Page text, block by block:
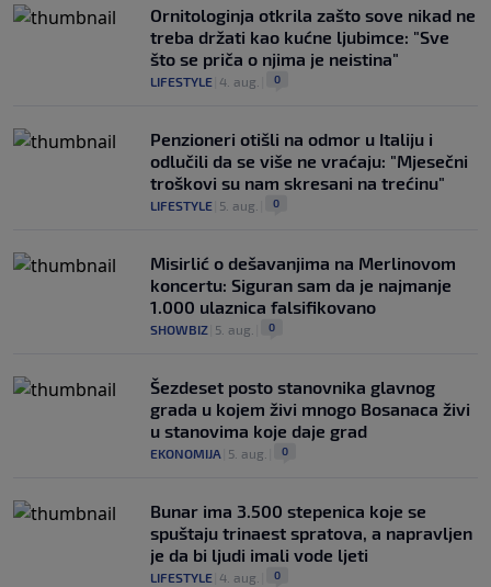
Ornitologinja otkrila zašto sove nikad ne
treba držati kao kućne ljubimce: "Sve
što se priča o njima je neistina"
LIFESTYLE 4. aug. 0
Penzioneri otišli na odmor u Italiju i
odlučili da se više ne vraćaju: "Mjesečni
troškovi su nam skresani na trećinu"
LIFESTYLE 5. aug. 0
Misirlić o dešavanjima na Merlinovom
koncertu: Siguran sam da je najmanje
1.000 ulaznica falsifikovano
SHOWBIZ 5. aug. 0
Šezdeset posto stanovnika glavnog
grada u kojem živi mnogo Bosanaca živi
u stanovima koje daje grad
EKONOMIJA 5. aug. 0
Bunar imа 3.500 stepenica koje se
spuštaju trinaest spratova, a napravljen
je da bi ljudi imali vode ljeti
LIFESTYLE 4. aug. 0